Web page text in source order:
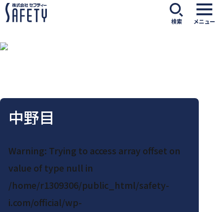
検索 メニュー
中野目
Warning: Trying to access array offset on
value of type null in
/home/r1309306/public_html/safety-
i.com/official/wp-